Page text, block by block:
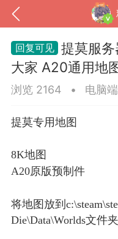
我的钱包 道
提莫服
大家 A20通用地
浏览 2164 • 电脑端
提莫专用地图
8K地图
A20原版预制件
将地图放到
Die\Data\Worlds文件